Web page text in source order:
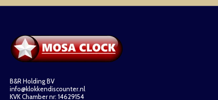
B&R Holding BV
info@klokkendiscounter.nl
KVK Chamber nr: 14629154